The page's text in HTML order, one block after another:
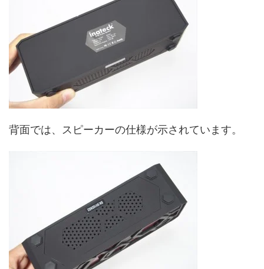
背面では、スピーカーの仕様が示されています。